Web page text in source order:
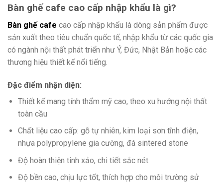
Bàn ghế cafe cao cấp nhập khẩu là gì?
Bàn ghế cafe cao cấp nhập khẩu là dòng sản phẩm được
sản xuất theo tiêu chuẩn quốc tế, nhập khẩu từ các quốc gia
có ngành nội thất phát triển như Ý, Đức, Nhật Bản hoặc các
thương hiệu thiết kế nổi tiếng.
Đặc điểm nhận diện:
Thiết kế mang tính thẩm mỹ cao, theo xu hướng nội thất
toàn cầu
Chất liệu cao cấp: gỗ tự nhiên, kim loại sơn tĩnh điện,
nhựa polypropylene gia cường, đá sintered stone
Độ hoàn thiện tinh xảo, chi tiết sắc nét
Độ bền cao, chịu lực tốt, thích hợp cho môi trường sử